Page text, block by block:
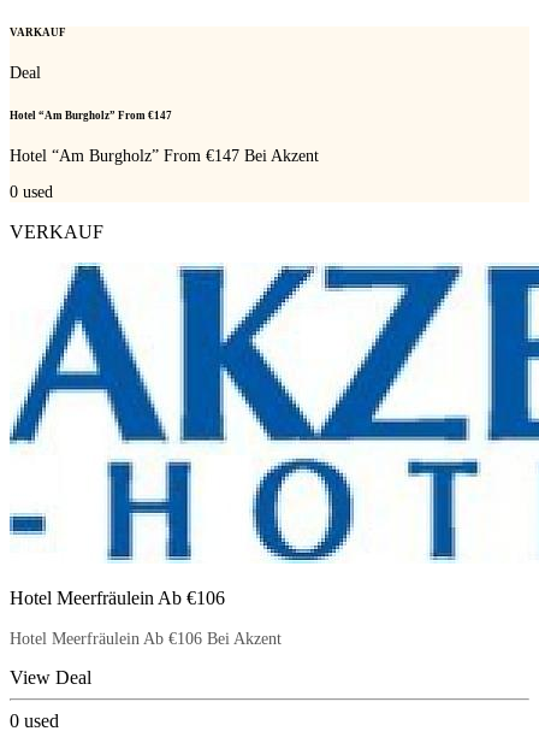
VARKAUF
Deal
Hotel “Am Burgholz” From €147
Hotel “Am Burgholz” From €147 Bei Akzent
0 used
VERKAUF
Hotel Meerfräulein Ab €106
Hotel Meerfräulein Ab €106 Bei Akzent
View Deal
0 used